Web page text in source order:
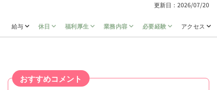
更新日：2026/07/20
給与 休日 福利厚生 業務内容 必要経験 アクセス
おすすめコメント